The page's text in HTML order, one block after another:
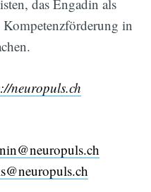
das Engadin als
in
neuropuls.ch